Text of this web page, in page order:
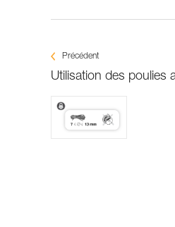
Précédent
Utilisation des poulies